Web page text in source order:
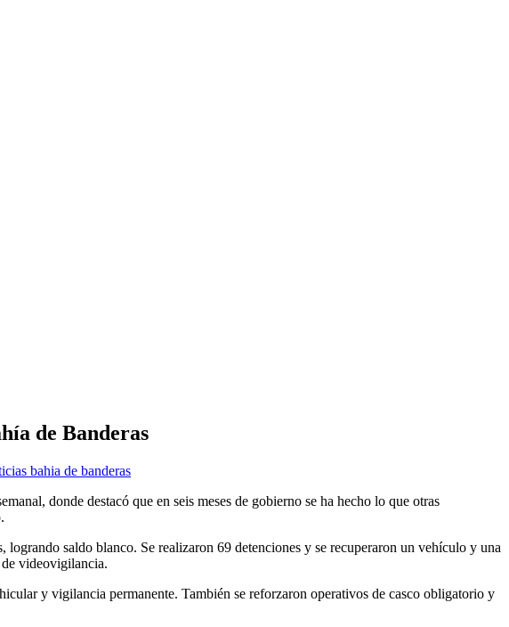
de Banderas
bahia de banderas
donde destacó que en seis meses de gobierno se ha hecho lo que otras
saldo blanco. Se realizaron 69 detenciones y se recuperaron un vehículo y una
de videovigilancia.
y vigilancia permanente. También se reforzaron operativos de casco obligatorio y